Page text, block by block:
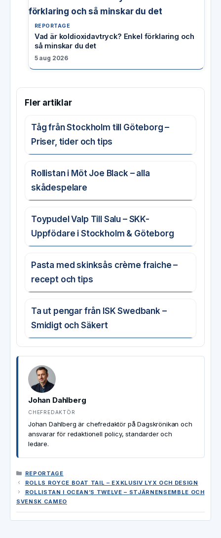
REPORTAGE
Vad är koldioxidavtryck? Enkel förklaring och
så minskar du det
5 aug 2026
Fler artiklar
Tåg från Stockholm till Göteborg –
Priser, tider och tips
Rollistan i Möt Joe Black – alla
skådespelare
Toypudel Valp Till Salu – SKK-
Uppfödare i Stockholm & Göteborg
Pasta med skinksås crème fraiche –
recept och tips
Ta ut pengar från ISK Swedbank –
Smidigt och Säkert
Johan Dahlberg
CHEFREDAKTÖR
Johan Dahlberg är chefredaktör på Dagskrönikan och
ansvarar för redaktionell policy, standarder och
ledare.
KATEGORIER
REPORTAGE
ROLLS ROYCE BOAT TAIL – EXKLUSIV LYX OCH DESIGN
ROLLISTAN I OCEAN’S TWELVE – STJÄRNENSEMBLE OCH
SVENSK CAMEO